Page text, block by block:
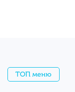
ТОП меню